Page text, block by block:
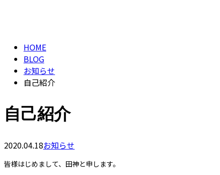
HOME
BLOG
お知らせ
自己紹介
自己紹介
2020.04.18お知らせ
皆様はじめまして、田神と申します。